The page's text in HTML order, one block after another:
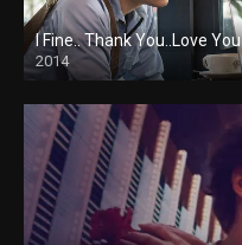
I Fine.. Thank You..Love You
2014